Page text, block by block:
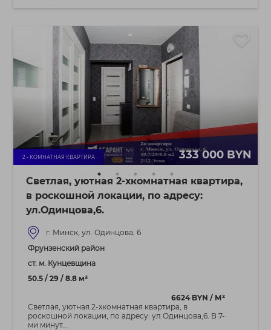
2 - КОМНАТНАЯ КВАРТИРА 333 000 BYN
Светлая, уютная 2-хкомнатная квартира,
в роскошной локации, по адресу:
ул.Одинцова,6.
г. Минск, ул. Одинцова, 6
Фрунзенский район
ст. м. Кунцевщина
50.5 / 29 / 8.8 м²
6624 BYN / М²
Светлая, уютная 2-хкомнатная квартира, в
роскошной локации, по адресу: ул.Одинцова,6. В 7-
ми минут...